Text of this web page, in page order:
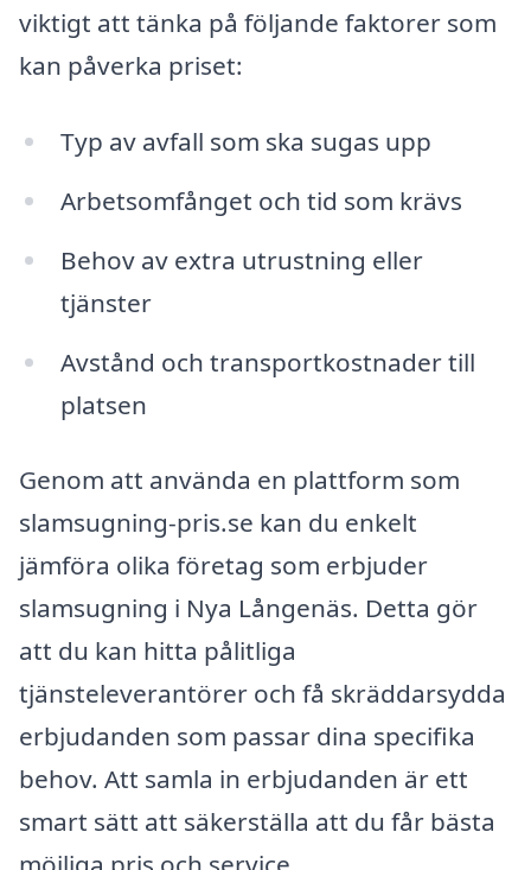
viktigt att tänka på följande faktorer som
kan påverka priset:
Typ av avfall som ska sugas upp
Arbetsomfånget och tid som krävs
Behov av extra utrustning eller
tjänster
Avstånd och transportkostnader till
platsen
Genom att använda en plattform som
slamsugning-pris.se kan du enkelt
jämföra olika företag som erbjuder
slamsugning i Nya Långenäs. Detta gör
att du kan hitta pålitliga
tjänsteleverantörer och få skräddarsydda
erbjudanden som passar dina specifika
behov. Att samla in erbjudanden är ett
smart sätt att säkerställa att du får bästa